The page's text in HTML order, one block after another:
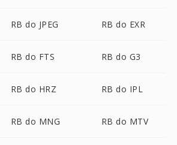
RB do JPEG RB do EXR
RB do FTS RB do G3
RB do HRZ RB do IPL
RB do MNG RB do MTV